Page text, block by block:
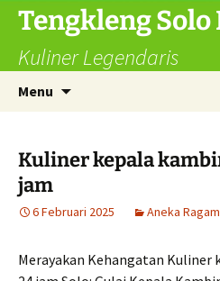
Langsung
Tengkleng
Kuliner Legendaris
Menu
Kuliner kepala
jam
6 Februari 2025 Aneka
Merayakan Kehangatan Kuliner